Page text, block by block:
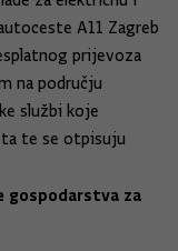
A11 Zagreb
prijevoza
na području
službi koje
te se otpisuju
gospodarstva za